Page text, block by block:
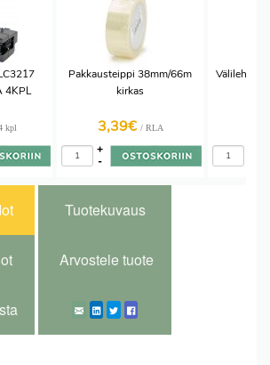
4KPL
kpl
Pakkausteippi 38mm/66m
kirkas
3,39€ / RLA
-
+
Välilehti
Tuotekuvaus
Arvostele tuote